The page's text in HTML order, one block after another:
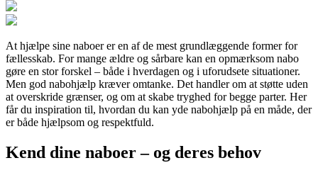
At hjælpe sine naboer er en af de mest grundlæggende former for
fællesskab. For mange ældre og sårbare kan en opmærksom nabo
gøre en stor forskel – både i hverdagen og i uforudsete situationer.
Men god nabohjælp kræver omtanke. Det handler om at støtte uden
at overskride grænser, og om at skabe tryghed for begge parter. Her
får du inspiration til, hvordan du kan yde nabohjælp på en måde, der
er både hjælpsom og respektfuld.
Kend dine naboer – og deres behov